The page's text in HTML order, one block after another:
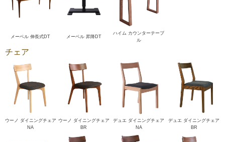
メーベル 伸長式DT メーベル 昇降DT
ハイム カウンターテーブ
ル
チェア
ウーノ ダイニングチェア
NA
ウーノ ダイニングチェア
BR
デュエ ダイニングチェア
NA
デュエ ダイニングチェア
BR